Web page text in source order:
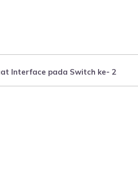
Interface pada Switch ke- 2